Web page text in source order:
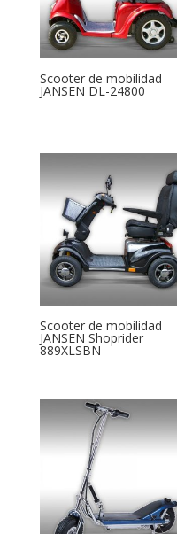
Scooter de mobilidad
JANSEN DL-24800
Scooter de mobilidad
JANSEN Shoprider
889XLSBN